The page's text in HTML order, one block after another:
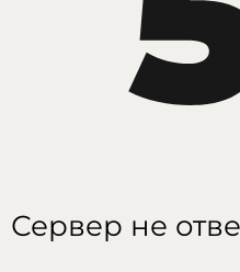
Сервер не